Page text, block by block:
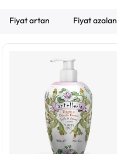
Fiyat artan Fiyat azalan